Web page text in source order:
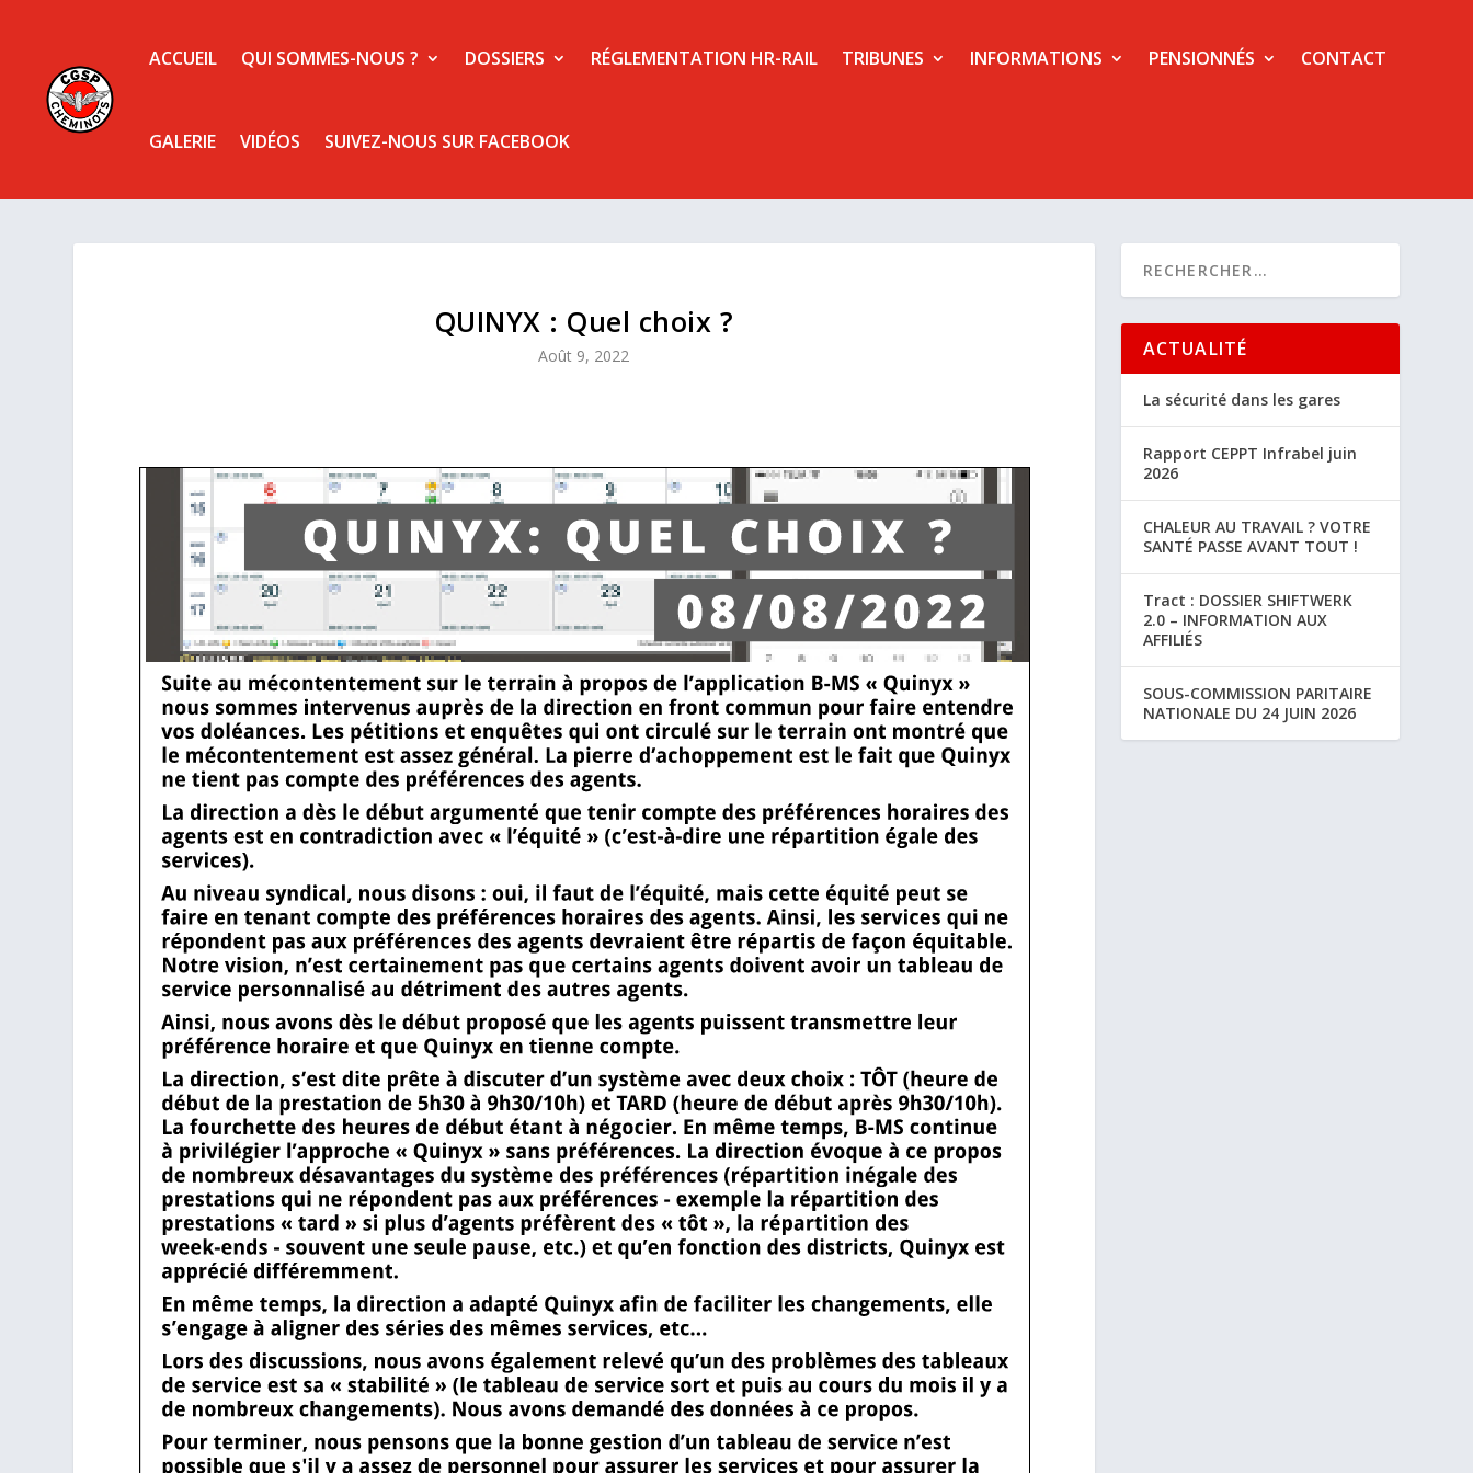
ACCUEIL QUI SOMMES-NOUS ? DOSSIERS RÉGLEMENTATION HR-RAIL TRIBUNES INFORMATIONS PENSIONNÉS CONTACT
GALERIE VIDÉOS SUIVEZ-NOUS SUR FACEBOOK
QUINYX : Quel choix ?
Août 9, 2022 ACTUALITÉ
La sécurité dans les gares
Rapport CEPPT Infrabel juin
2026
CHALEUR AU TRAVAIL ? VOTRE
SANTÉ PASSE AVANT TOUT !
Tract : DOSSIER SHIFTWERK
2.0 – INFORMATION AUX
AFFILIÉS
SOUS-COMMISSION PARITAIRE
NATIONALE DU 24 JUIN 2026